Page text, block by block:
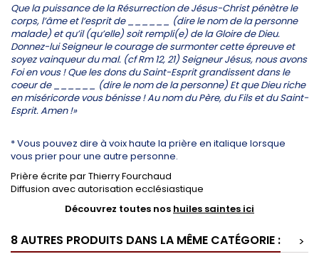
Que la puissance de la Résurrection de Jésus-Christ pénètre le
corps, l’âme et l’esprit de ______ (dire le nom de la personne
malade) et qu’il (qu’elle) soit rempli(e) de la Gloire de Dieu.
Donnez-lui Seigneur le courage de surmonter cette épreuve et
soyez vainqueur du mal. (cf Rm 12, 21) Seigneur Jésus, nous avons
Foi en vous ! Que les dons du Saint-Esprit grandissent dans le
coeur de ______ (dire le nom de la personne) Et que Dieu riche
en miséricorde vous bénisse ! Au nom du Père, du Fils et du Saint-
Esprit. Amen !»
* Vous pouvez dire à voix haute la prière en italique lorsque
vous prier pour une autre personne.
Prière écrite par Thierry Fourchaud
Diffusion avec autorisation ecclésiastique
Découvrez toutes nos huiles saintes ici
8 AUTRES PRODUITS DANS LA MÊME CATÉGORIE :
>